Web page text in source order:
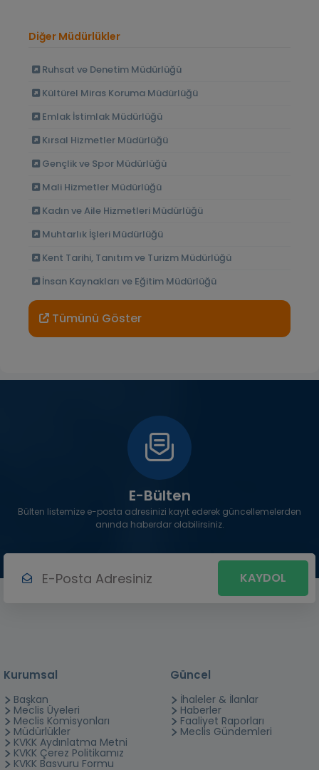
Diğer Müdürlükler
Ruhsat ve Denetim Müdürlüğü
Kültürel Miras Koruma Müdürlüğü
Emlak İstimlak Müdürlüğü
Kırsal Hizmetler Müdürlüğü
Gençlik ve Spor Müdürlüğü
Mali Hizmetler Müdürlüğü
Kadın ve Aile Hizmetleri Müdürlüğü
Muhtarlık İşleri Müdürlüğü
Kent Tarihi, Tanıtım ve Turizm Müdürlüğü
İnsan Kaynakları ve Eğitim Müdürlüğü
Tümünü Göster
E-Bülten
Bülten listemize e-posta adresinizi kayıt ederek güncellemelerden
anında haberdar olabilirsiniz.
KAYDOL
Kurumsal
Başkan
Meclis Üyeleri
Meclis Komisyonları
Müdürlükler
KVKK Aydınlatma Metni
KVKK Çerez Politikamız
KVKK Basvuru Formu
Güncel
İhaleler & İlanlar
Haberler
Faaliyet Raporları
Meclis Gündemleri